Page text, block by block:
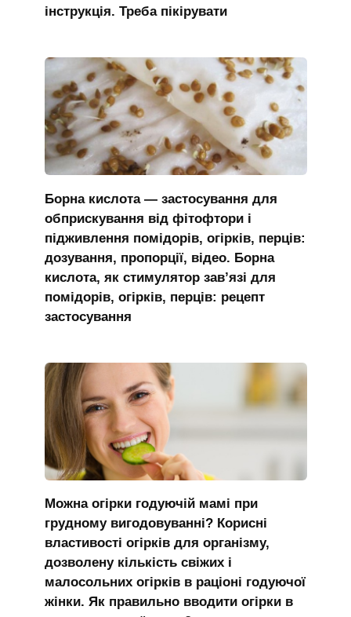
інструкція. Треба пікірувати
Борна кислота — застосування для
обприскування від фітофтори і
підживлення помідорів, огірків, перців:
дозування, пропорції, відео. Борна
кислота, як стимулятор зав’язі для
помідорів, огірків, перців: рецепт
застосування
Можна огірки годуючій мамі при
грудному вигодовуванні? Корисні
властивості огірків для організму,
дозволену кількість свіжих і
малосольних огірків в раціоні годуючої
жінки. Як правильно вводити огірки в